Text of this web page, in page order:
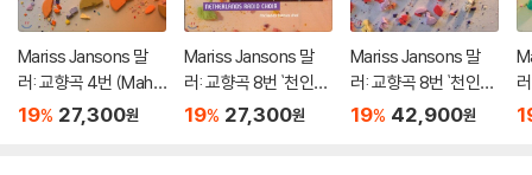
Mariss Jansons 말
러: 교향곡 4번 (Mahle
r: Symphony No.4)
19% 27,300원
Mariss Jansons 말
러: 교향곡 8번 `천인교
향곡` (Mahler: Symp
19% 27,300원
Mariss Jansons 말
러: 교향곡 8번 `천인교
향곡` - 마리스 얀손스
19% 42,900원
r: